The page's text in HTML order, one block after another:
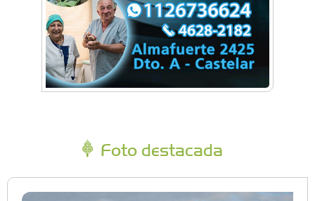
Foto destacada